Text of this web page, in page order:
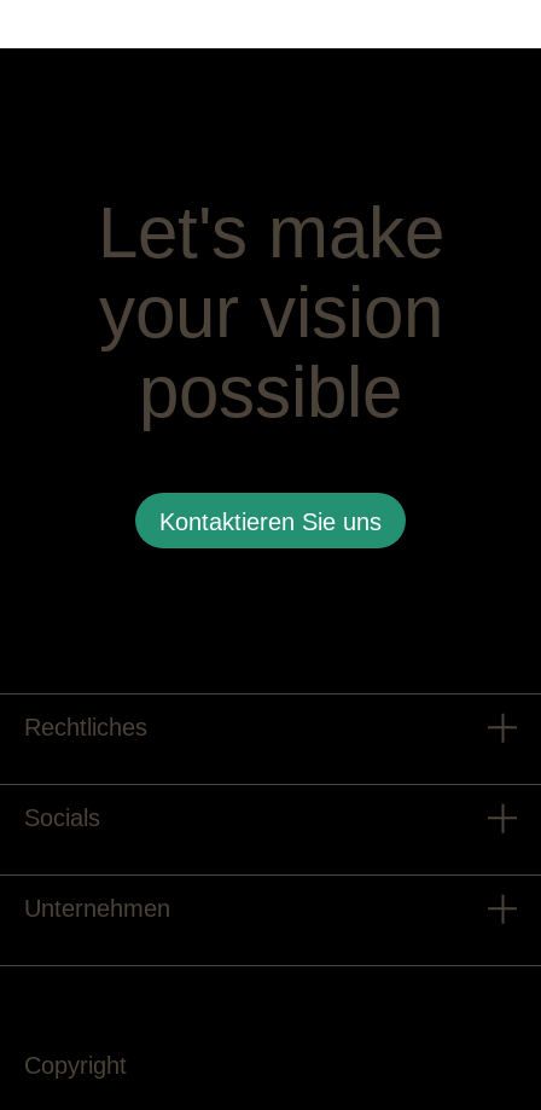
Let's make
your vision
possible
Kontaktieren Sie uns
Rechtliches
Socials
Unternehmen
Copyright